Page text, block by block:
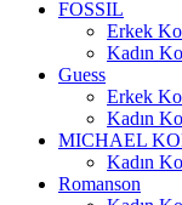
FOSSIL
Erkek
Kadın
Guess
Erkek
Kadın
MICHAEL
Kadın
Romanson